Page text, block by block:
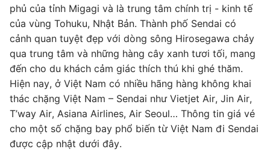
phủ của tỉnh Migagi và là trung tâm chính trị - kinh tế
của vùng Tohuku, Nhật Bản. Thành phố Sendai có
cảnh quan tuyệt đẹp với dòng sông Hirosegawa chảy
qua trung tâm và những hàng cây xanh tươi tối, mang
đến cho du khách cảm giác thích thú khi ghé thăm.
Hiện nay, ở Việt Nam có nhiều hãng hàng không khai
thác chặng Việt Nam – Sendai như Vietjet Air, Jin Air,
T’way Air, Asiana Airlines, Air Seoul… Thông tin giá vé
cho một số chặng bay phổ biến từ Việt Nam đi Sendai
được cập nhật dưới đây.